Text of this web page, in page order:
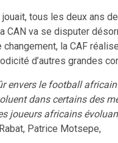
tous les deux ans
CAN va se disputer
la CAF
d’autres grandes
envers le football
dans certains des
joueurs africains
Patrice Motsepe,